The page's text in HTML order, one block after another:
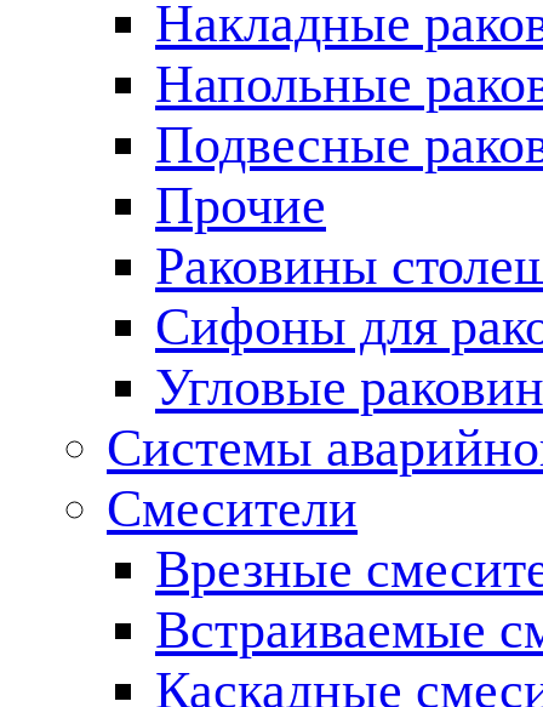
Накладные
Напольные
Подвесные
Прочие
Раковины
Сифоны для
Угловые
Системы
Смесители
Врезные
Встраиваемые
Каскадные